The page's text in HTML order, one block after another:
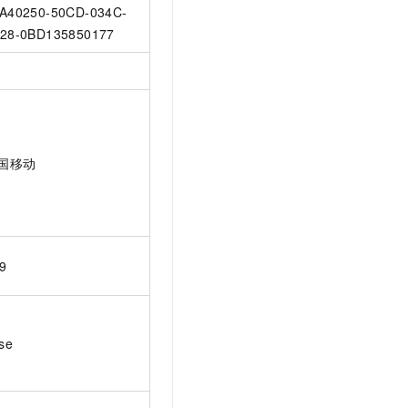
50CD-034C-
0BD135850177
移动